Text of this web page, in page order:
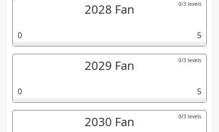
2028 Fan 0/3 levels
0 5
2029 Fan 0/3 levels
0 5
2030 Fan 0/3 levels